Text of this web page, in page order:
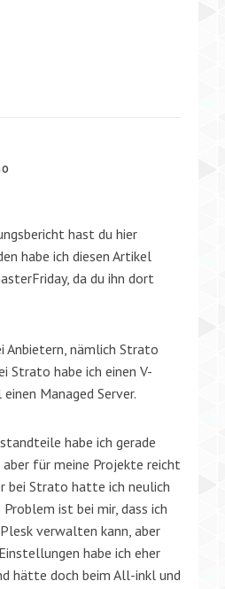
hast du hier
habe ich diesen Artikel
da du ihn dort
Anbietern, nämlich Strato
Strato habe ich einen V-
Managed Server.
habe ich gerade
für meine Projekte reicht
bei Strato hatte ich neulich
ist bei mir, dass ich
verwalten kann, aber
habe ich eher
hätte doch beim All-inkl und